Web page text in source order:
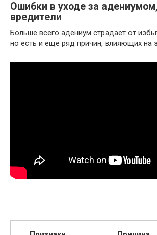
Ошибки в уходе за
вредители
Больше всего адениум страдает от
но есть и еще ряд причин, влияющих на